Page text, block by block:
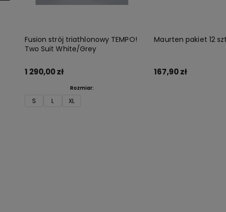
Fusion strój triathlonowy TEMPO!
Two Suit White/Grey
1 290,00 zł
Rozmiar:
S L XL
Maurten pakiet 12
167,90 zł